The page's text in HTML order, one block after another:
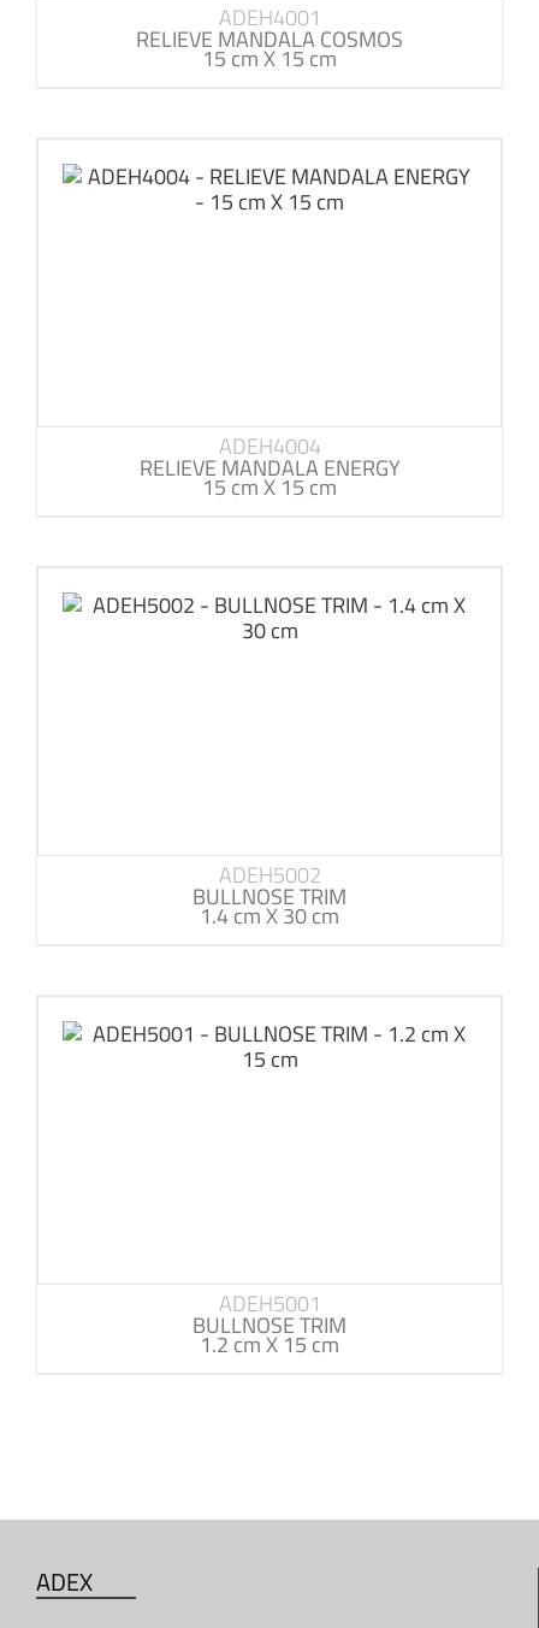
ADEH4001
RELIEVE MANDALA COSMOS
15 cm X 15 cm
ADEH4004
RELIEVE MANDALA ENERGY
15 cm X 15 cm
ADEH5002
BULLNOSE TRIM
1.4 cm X 30 cm
ADEH5001
BULLNOSE TRIM
1.2 cm X 15 cm
ADEX